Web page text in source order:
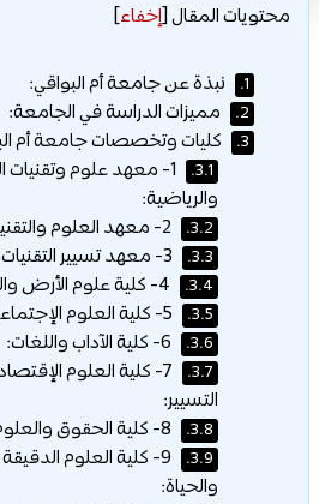
محتويات المقال[إخفاء]
1. نبذة عن جامعة أم البواقي:
2. مميزات الدراسة في الجامعة:
3. كليات وتخصصات جامعة أم
3.1.
1- معهد علوم وتقنيات
والرياضية:
3.2.
3.3.
3.4.
3.5.
3.6.
3.7.
7- كلية العلوم
التسيير:
3.8.
3.9.
9- كلية العلوم
والحياة: